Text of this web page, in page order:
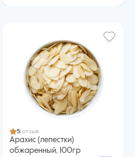
5 1 отзыв
Арахис (лепестки)
обжаренный, 100гр